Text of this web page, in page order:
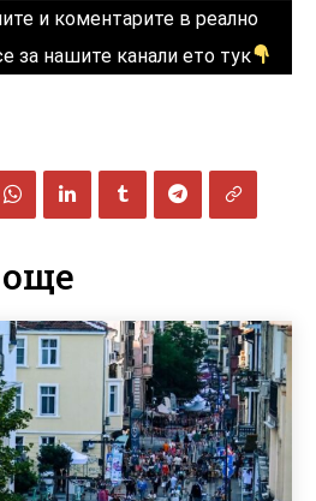
и коментарите в реално
за нашите канали ето тук